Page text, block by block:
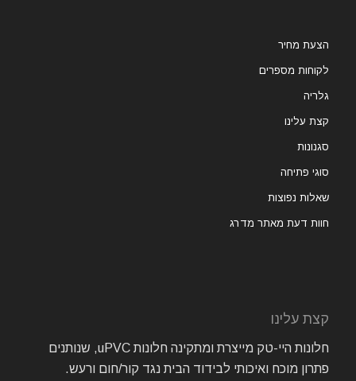
הצעת מחיר
לקוחות מספרים
גלריה
קצת עלינו
סגנונות
סוגי פתיחה
שאלות נפוצות
חוות דעת מאתר מדרג
קצת עלינו
חלונות היי-טק מייצרת ומתקינה חלונות uPVC, שנותנים
פתרון מוכח ואיכותי לבידוד הבית נגד קור/חום ורעש.